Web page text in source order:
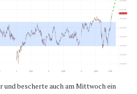
und bescherte auch am Mittwoch ein